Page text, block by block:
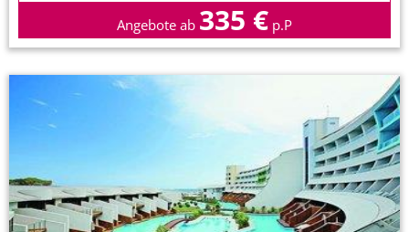
Angebote ab 335 € p.P